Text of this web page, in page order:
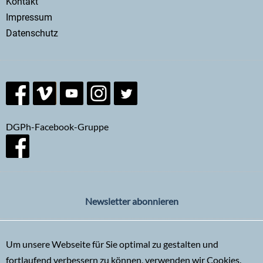
menu
Impressum
Datenschutz
DGPh-Facebook-Gruppe
Newsletter abonnieren
Um unsere Webseite für Sie optimal zu gestalten und
fortlaufend verbessern zu können, verwenden wir Cookies.